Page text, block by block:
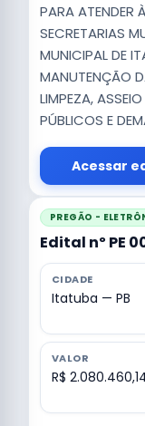
PARA ATENDER
SECRETARIAS
MUNICIPAL DE
MANUTENÇÃO
LIMPEZA,
PÚBLICOS E
Acessar
PREGÃO -
Edital nº PE
CIDADE
Itatuba — PB
VALOR
R$